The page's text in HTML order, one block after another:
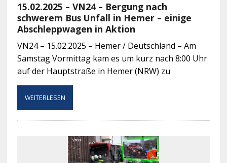
15.02.2025 – VN24 – Bergung nach
schwerem Bus Unfall in Hemer – einige
Abschleppwagen in Aktion
VN24 – 15.02.2025 – Hemer / Deutschland – Am
Samstag Vormittag kam es um kurz nach 8:00 Uhr
auf der Hauptstraße in Hemer (NRW) zu
WEITERLESEN